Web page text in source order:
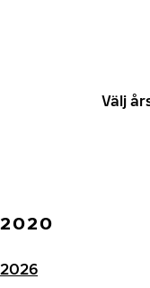
Välj
2020
2026